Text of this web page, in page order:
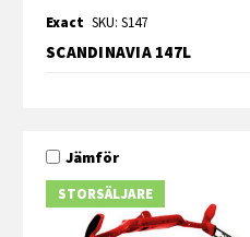
Exact SKU: S147
SCANDINAVIA 147L
STORSÄLJARE
Jämför